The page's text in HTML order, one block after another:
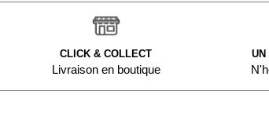
CLICK & COLLECT
Livraison en boutique
UN